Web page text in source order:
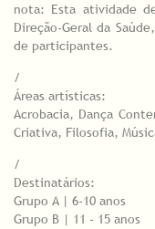
nota: Esta atividade
Direção-Geral da
de participantes.
/
Áreas artísticas:
Acrobacia, Dança
Criativa, Filosofia,
/
Destinatários:
Grupo A | 6-10 anos
Grupo B | 11 - 15 anos